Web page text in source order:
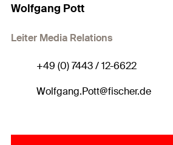
Wolfgang Pott
Leiter Media Relations
+49 (0) 7443 / 12-6622
Wolfgang.Pott@fischer.de